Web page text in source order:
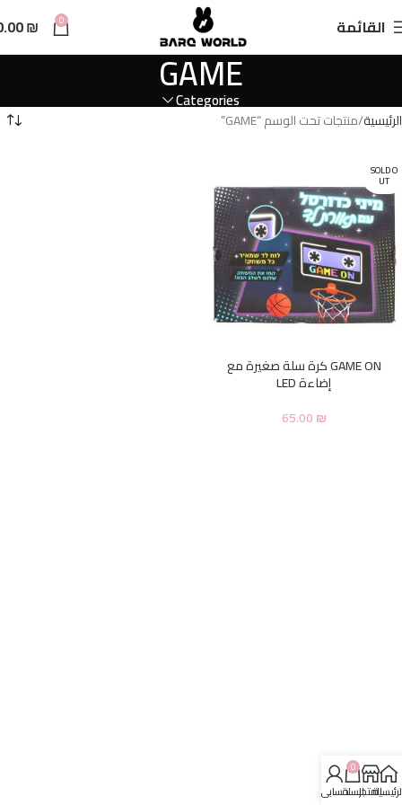
القائمة 0
₪
GAME
Categories
الرئيسية منتجات تحت الوسم “GAME”
SOLD O
UT
GAME ON كرة سلة صغيرة مع
إضاءة LED
65.00₪
المتجر
0
السلةحسابي